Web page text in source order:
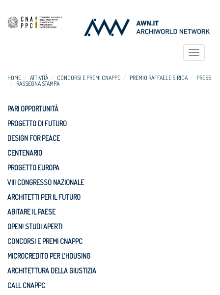
Toggle
HOME ATTIVITÀ CONCORSI E PREMI CNAPPC PREMIO RAFFAELE SIRICA
PRESS
RASSEGNA STAMPA
PARI OPPORTUNITÀ
PROGETTO DI FUTURO
DESIGN FOR PEACE
CENTENARIO
PROGETTO EUROPA
VIII CONGRESSO NAZIONALE
ARCHITETTI PER IL FUTURO
ABITARE IL PAESE
OPEN! STUDI APERTI
CONCORSI E PREMI CNAPPC
MICROCREDITO PER L'HOUSING
ARCHITETTURA DELLA GIUSTIZIA
CALL CNAPPC